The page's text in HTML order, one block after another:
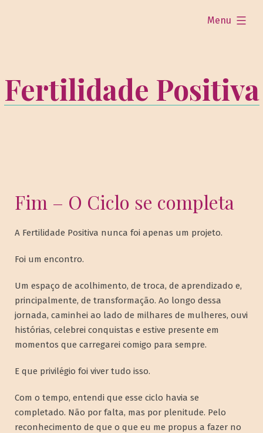
Fertilidade Positiva
Menu
expandido
Fim – O Ciclo se completa
A Fertilidade Positiva nunca foi apenas um projeto.
Foi um encontro.
Um espaço de acolhimento, de troca, de aprendizado e,
principalmente, de transformação. Ao longo dessa
jornada, caminhei ao lado de milhares de mulheres, ouvi
histórias, celebrei conquistas e estive presente em
momentos que carregarei comigo para sempre.
E que privilégio foi viver tudo isso.
Com o tempo, entendi que esse ciclo havia se
completado. Não por falta, mas por plenitude. Pelo
reconhecimento de que o que eu me propus a fazer no